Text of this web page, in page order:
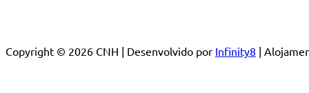
Copyright © 2026 CNH | Desenvolvido por Infinity8 |